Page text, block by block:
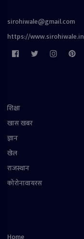
sirohiwale@gmail.com
https://www.sirohiwale.in
शिक्षा
खास खबर
ज्ञान
खेल
राजस्थान
कोरोनावायरस
Home